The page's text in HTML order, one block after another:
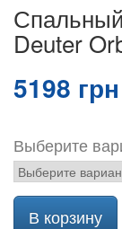
Deuter
5198 грн
Выберите
В корзину